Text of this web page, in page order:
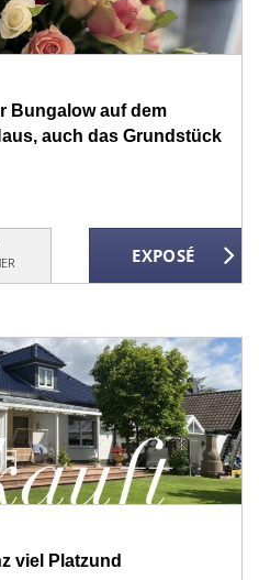
Bungalow auf dem
auch das Grundstück
viel Platzund